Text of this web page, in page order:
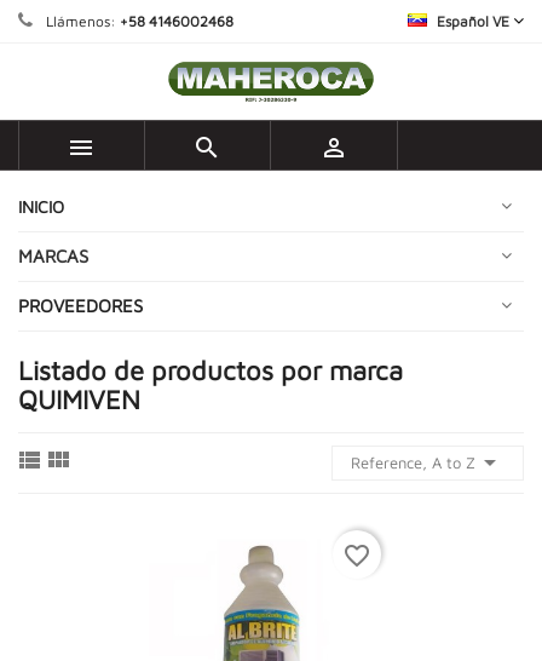
Llámenos: +58 4146002468 Español VE
  
INICIO
MARCAS
PROVEEDORES
Listado de productos por marca
QUIMIVEN
  Reference, A to Z 
favorite_border